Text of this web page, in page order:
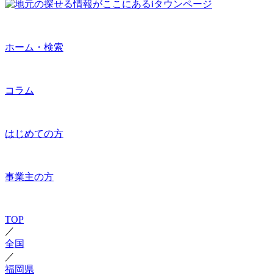
ホーム・検索
コラム
はじめての方
事業主の方
TOP
／
全国
／
福岡県